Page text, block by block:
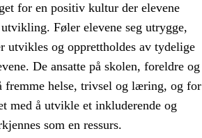
for en positiv kultur der elevene
Føler elevene seg utrygge,
og opprettholdes av tydelige
De ansatte på skolen, foreldre og
fremme helse, trivsel og læring, og for
med å utvikle et inkluderende og
som en ressurs.